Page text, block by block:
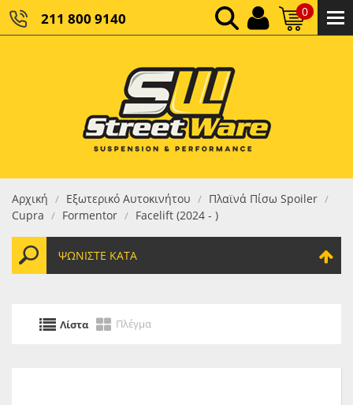
211 800 9140 0
ΚΑΘΑΡΌ ΣΎΝΟΛΟ:
ΤΕΛΙΚΌ ΣΎΝΟΛΟ:0,00 €
Αρχική / Εξωτερικό Αυτοκινήτου / Πλαϊνά Πίσω Spoiler /
Cupra / Formentor / Facelift (2024 - )
ΨΩΝΊΣΤΕ ΚΑΤΆ
Λίστα Πλέγμα